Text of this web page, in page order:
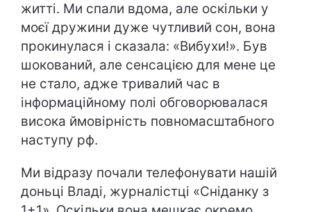
житті. Ми спали вдома, але оскільки у
моєї дружини дуже чутливий сон, вона
прокинулася і сказала: «Вибухи!». Був
шокований, але сенсацією для мене це
не стало, адже тривалий час в
інформаційному полі обговорювалася
висока ймовірність повномасштабного
наступу рф.
Ми відразу почали телефонувати нашій
доньці Владі, журналістці «Сніданку з